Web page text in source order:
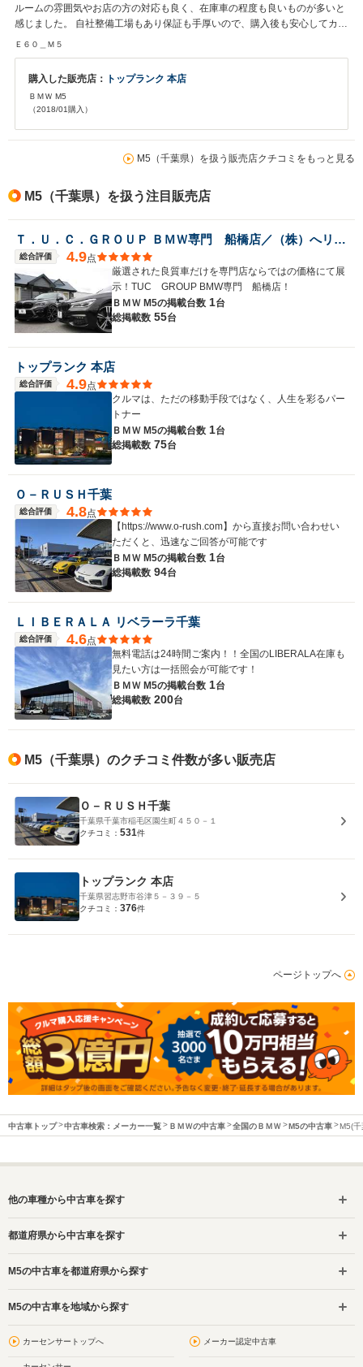
ルームの雰囲気やお店の方の対応も良く、在庫車の程度も良いものが多いと
感じました。 自社整備工場もあり保証も手厚いので、購入後も安心してカー
ライフを楽しめると思い、購入を決めました。
Ｅ６０＿Ｍ５
購入した販売店： トップランク 本店
ＢＭＷ M5
（2018/01購入）
M5（千葉県）を扱う販売店クチコミをもっと見る
M5（千葉県）を扱う注目販売店
Ｔ．Ｕ．Ｃ．ＧＲＯＵＰ ＢＭＷ専門 船橋店／（株）へリックス
総合評価 4.9点
厳選された良質車だけを専門店ならではの価格にて展
示！TUC GROUP BMW専門 船橋店！
ＢＭＷ M5の掲載台数 1台
総掲載数 55台
トップランク 本店
総合評価 4.9点
クルマは、ただの移動手段ではなく、人生を彩るパー
トナー
ＢＭＷ M5の掲載台数 1台
総掲載数 75台
Ｏ－ＲＵＳＨ千葉
総合評価 4.8点
【https://www.o-rush.com】から直接お問い合わせい
ただくと、迅速なご回答が可能です
ＢＭＷ M5の掲載台数 1台
総掲載数 94台
ＬＩＢＥＲＡＬＡ リベラーラ千葉
総合評価 4.6点
無料電話は24時間ご案内！！全国のLIBERALA在庫も
見たい方は一括照会が可能です！
ＢＭＷ M5の掲載台数 1台
総掲載数 200台
M5（千葉県）のクチコミ件数が多い販売店
Ｏ－ＲＵＳＨ千葉
千葉県千葉市稲毛区園生町４５０－１
クチコミ： 531件
トップランク 本店
千葉県習志野市谷津５－３９－５
クチコミ： 376件
ページトップへ
中古車トップ 中古車検索：メーカー一覧 ＢＭＷの中古車 全国のＢＭＷ M5の中古車 M5(千
他の車種から中古車を探す
都道府県から中古車を探す
M5の中古車を都道府県から探す
M5の中古車を地域から探す
カーセンサートップへ メーカー認定中古車